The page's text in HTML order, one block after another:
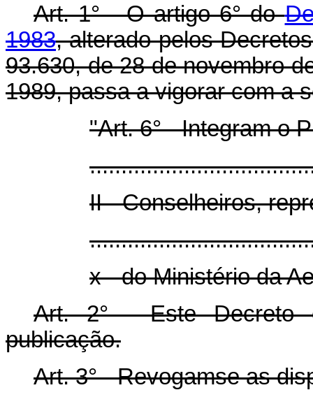
Art. 1° - O artigo 6° do
1983, alterado pelos
93.630, de 28 de novembro
1989, passa a vigorar com a
"Art. 6° - Integram o
II - Conselheiros,
x - do Ministério da
Art. 2° - Este Decreto
publicação.
Art. 3° - Revogam­se as